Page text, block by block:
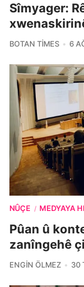
Sîmyager:
BOTAN TIMES 6
NÛÇE / MEDYAYA
Pûan û
zanîngehê
ENGIN ÖLMEZ 30